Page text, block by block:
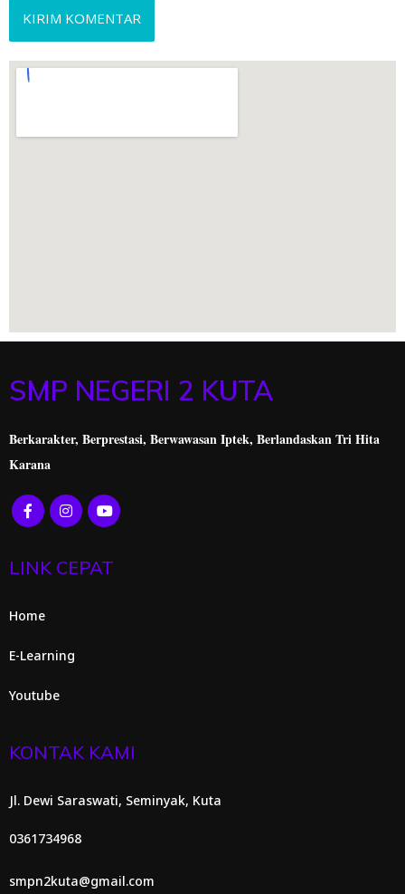
SMP NEGERI 2 KUTA
Berkarakter, Berprestasi, Berwawasan Iptek, Berlandaskan Tri Hita
Karana
LINK CEPAT
Home
E-Learning
Youtube
KONTAK KAMI
Jl. Dewi Saraswati, Seminyak, Kuta
0361734968
smpn2kuta@gmail.com